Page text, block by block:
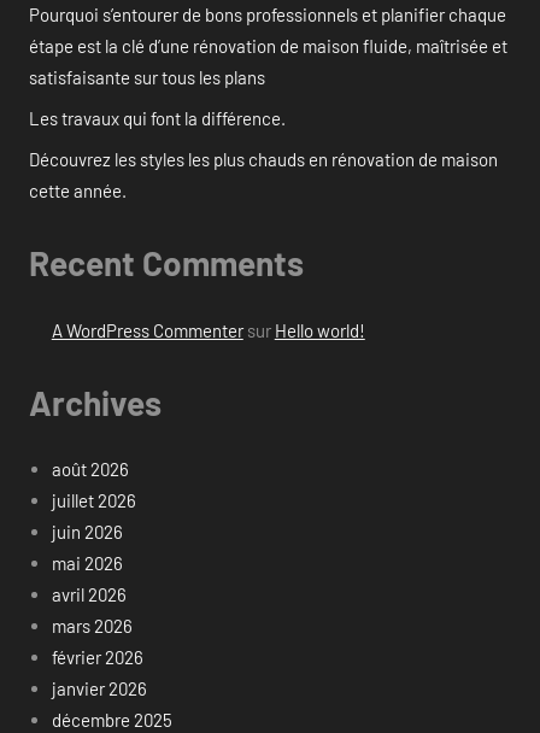
Pourquoi s’entourer de bons professionnels et planifier chaque
étape est la clé d’une rénovation de maison fluide, maîtrisée et
satisfaisante sur tous les plans
Les travaux qui font la différence.
Découvrez les styles les plus chauds en rénovation de maison
cette année.
Recent Comments
A WordPress Commentersur Hello world!
Archives
août 2026
juillet 2026
juin 2026
mai 2026
avril 2026
mars 2026
février 2026
janvier 2026
décembre 2025